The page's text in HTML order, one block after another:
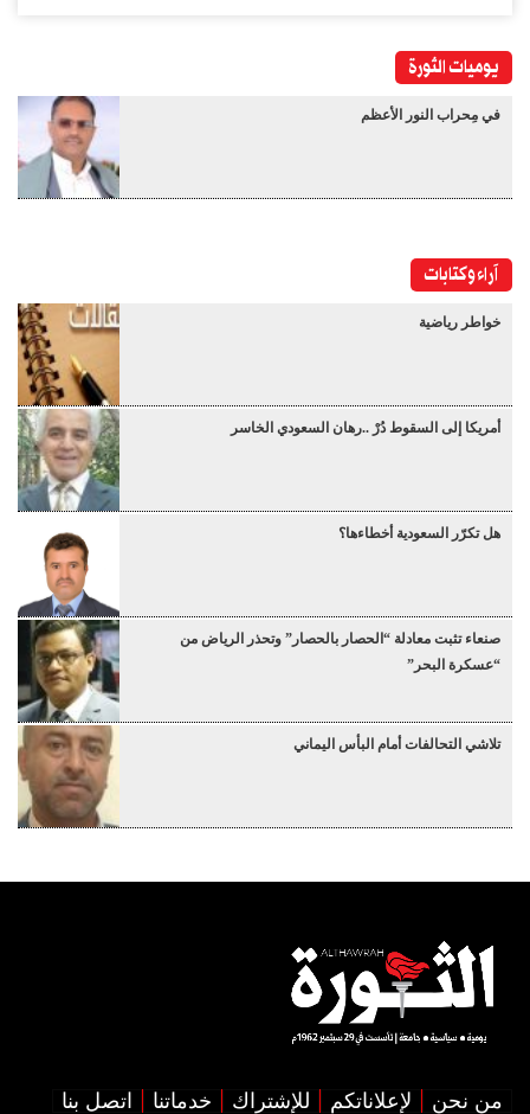
يوميات الثورة
في مِحراب النور الأعظم
آراء وكتابات
خواطر رياضية
أمريكا إلى السقوط دُرْ ..رهان السعودي الخاسر
هل تكرّر السعودية أخطاءها؟
صنعاء تثبت معادلة “الحصار بالحصار” وتحذر الرياض من
“عسكرة البحر”
تلاشي التحالفات أمام البأس اليماني
من نحن لإعلاناتكم للإشتراك خدماتنا اتصل بنا